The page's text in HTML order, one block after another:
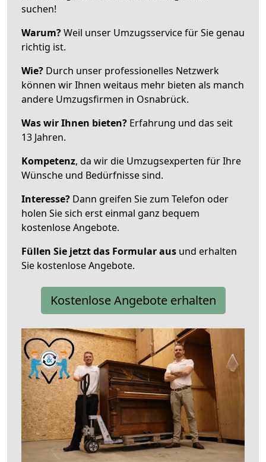
suchen!
Warum?Weil unser Umzugsservice für Sie genau
richtig ist.
Wie? Durch unser professionelles Netzwerk
können wir Ihnen weitaus mehr bieten als manch
andere Umzugsfirmen in Osnabrück.
Was wir Ihnen bieten? Erfahrung und das seit
13 Jahren.
Kompetenz, da wir die Umzugsexperten für Ihre
Wünsche und Bedürfnisse sind.
Interesse? Dann greifen Sie zum Telefon oder
holen Sie sich erst einmal ganz bequem
kostenlose Angebote.
Füllen Sie jetzt das Formular aus und erhalten
Sie kostenlose Angebote.
Kostenlose Angebote erhalten